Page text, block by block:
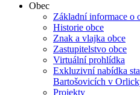
Obec
Základní informace o
Historie obce
Znak a vlajka obce
Zastupitelstvo obce
Virtuální prohlídka
Exkluzivní nabídka
Bartošovicích v
Projekty